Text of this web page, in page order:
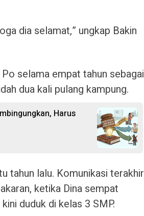
dia selamat,” ungkap Bakin
selama empat tahun sebagai
dua kali pulang kampung.
Harus
tahun lalu. Komunikasi terakhir
ketika Dina sempat
duduk di kelas 3 SMP.